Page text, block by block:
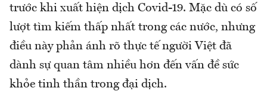
trước khi xuất hiện dịch Covid-19. Mặc dù có số
lượt tìm kiếm thấp nhất trong các nước, nhưng
điều này phản ánh rõ thực tế người Việt đã
dành sự quan tâm nhiều hơn đến vấn đề sức
khỏe tinh thần trong đại dịch.